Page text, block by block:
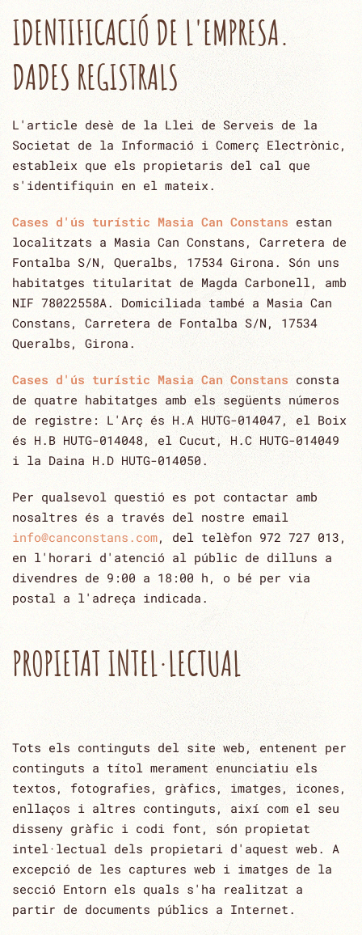
IDENTIFICACIÓ DE L'EMPRESA.
DADES REGISTRALS
L'article desè de la Llei de Serveis de la
Societat de la Informació i Comerç Electrònic,
estableix que els propietaris del cal que
s'identifiquin en el mateix.‎
Cases d'ús turístic Masia Can Constans estan
localitzats a Masia Can Constans, Carretera de
Fontalba S/N, Queralbs, 17534 Girona. Són uns
habitatges titularitat de Magda Carbonell, amb
NIF 78022558A. Domiciliada també a Masia Can
Constans, Carretera de Fontalba S/N, 17534
Queralbs, Girona.
Cases d'ús turístic Masia Can Constans consta
de quatre habitatges amb els següents números
de registre: L'Arç és H.A HUTG-014047, el Boix
és H.B HUTG-014048, el Cucut, H.C HUTG-014049
i la Daina H.D HUTG-014050.
Per qualsevol questió es pot contactar amb
nosaltres és a través del nostre email
info@canconstans.com, del telèfon 972 727 013,
en l'horari d'atenció al públic de dilluns a
divendres de ‎‎9:00 a 18:00 h, o bé per via
postal a l'adreça indicada.‎
PROPIETAT INTEL·LECTUAL
Tots els continguts del site web, entenent per
continguts a títol merament enunciatiu els
textos, ‎fotografies, gràfics, imatges, icones,
enllaços i altres continguts, així com el seu
disseny gràfic i codi font, són ‎propietat
intel·lectual dels propietari d'aquest web. A
excepció de les captures web i imatges de la
secció Entorn els ‎quals s'ha realitzat a
partir de documents públics a ‎Internet.‎